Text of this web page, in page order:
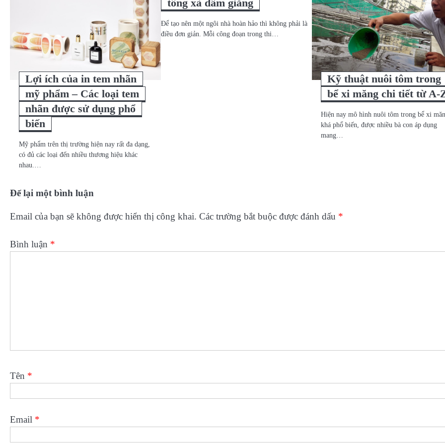
Lợi ích của in tem nhãn
mỹ phẩm – Các loại tem
nhãn được sử dụng phổ
biến
Mỹ phẩm trên thị trường hiện nay rất đa dạng,
có đủ các loại đến nhiều thương hiệu khác
nhau.…
tông xà dầm giằng
Để tạo nên một ngôi nhà hoàn hảo thì không phải là
điều đơn giản. Mỗi công đoạn trong thi…
Kỹ thuật nuôi tôm trong
bể xi măng chi tiết từ A-
Hiện nay mô hình nuôi tôm trong bể xi
khá phổ biến, được nhiều bà con áp dụng
mang…
Để lại một bình luận
Email của bạn sẽ không được hiển thị công khai. Các trường bắt buộc được đánh dấu *
Bình luận *
Tên *
Email *